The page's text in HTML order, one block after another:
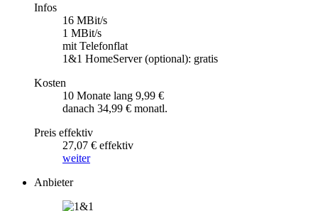
Infos
16 MBit/s
1 MBit/s
mit Telefonflat
1&1 HomeServer (optional): gratis
Kosten
10 Monate lang 9,99 €
danach 34,99 € monatl.
Preis effektiv
27,07 € effektiv
weiter
Anbieter